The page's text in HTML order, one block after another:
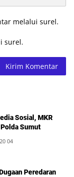
melalui surel.
surel.
Sosial, MKR
Sumut
04
Peredaran